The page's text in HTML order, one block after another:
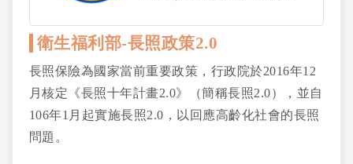
衛生福利部-長照政策2.0
長照保險為國家當前重要政策，行政院於2016年12
月核定《長照十年計畫2.0》（簡稱長照2.0），並自
106年1月起實施長照2.0，以回應高齡化社會的長照
問題。